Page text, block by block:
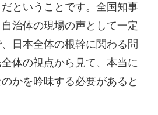
ということです。全国知事
治体の現場の声として一定
日本全体の根幹に関わる問
体の視点から見て、本当に
かを吟味する必要があると